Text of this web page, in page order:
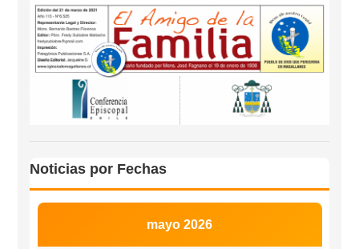
Noticias por Fechas
mayo 2026